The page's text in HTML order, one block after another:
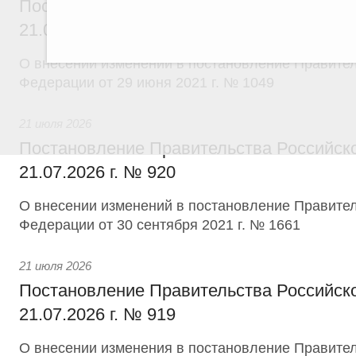
Постановление Правительства
21.07.2026 г. № 918
О внесении изменений в постановление
Постановление Правительства
21.07.2026 г. № 920
О внесении изменений в постановление
Федерации от 30 сентября 2021 г. № 1661
21 июля 2026
Постановление Правительства
21.07.2026 г. № 919
О внесении изменения в постановление